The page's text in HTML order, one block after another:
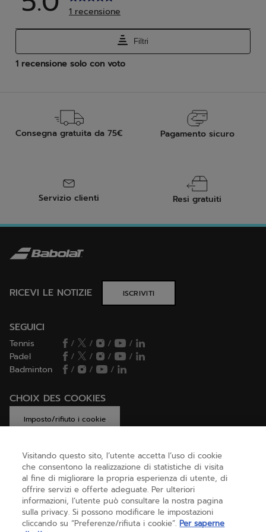
Consegna gratuita da 75€ Pagamento sicuro
Servizio clienti Resi gratuiti
RICEVI LE NOTIZIE ISCRIVITI
SEGUICI
Tennis / / /
/
Padel
/ / /
/
Badminton
/ / /
CHOIX DES COOKIES
Imposto/rifiuto i cookie
AIUTO
CHI SIAMO
Visitando questo sito, l’utente accetta l’uso di cookie
che consentono la realizzazione di statistiche di visita
al fine di migliorare la propria esperienza di utente, di
offrire servizi e offerte adeguate. Per ulteriori
informazioni, l’utente può consultare la nostra pagina
sulla privacy. Si possono modificare le impostazioni
cliccando su “Preferenze/rifiuta i cookie”. Per saperne